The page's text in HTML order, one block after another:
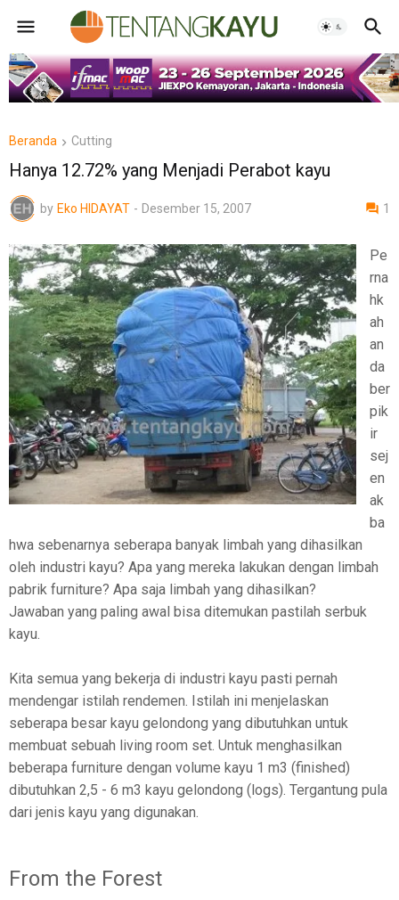
Beranda Cutting
Hanya 12.72% yang Menjadi Perabot kayu
by Eko HIDAYAT - Desember 15, 2007 1
Pe
rna
hk
ah
an
da
ber
pik
ir
sej
en
ak
ba
hwa sebenarnya seberapa banyak limbah yang dihasilkan
oleh industri kayu? Apa yang mereka lakukan dengan limbah
pabrik furniture? Apa saja limbah yang dihasilkan?
Jawaban yang paling awal bisa ditemukan pastilah serbuk
kayu.
Kita semua yang bekerja di industri kayu pasti pernah
mendengar istilah rendemen. Istilah ini menjelaskan
seberapa besar kayu gelondong yang dibutuhkan untuk
membuat sebuah living room set. Untuk menghasilkan
beberapa furniture dengan volume kayu 1 m3 (finished)
dibutuhkan 2,5 - 6 m3 kayu gelondong (logs). Tergantung pula
dari jenis kayu yang digunakan.
From the Forest